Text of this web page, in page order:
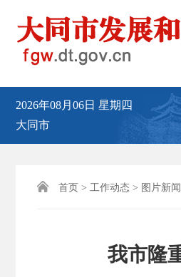
2026年08月06日 星期四
大同市
 首页 > 工作动态 > 图片新闻
我市隆